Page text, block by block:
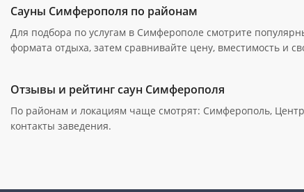
Сауны Симферополя по районам
Для подбора по услугам в Симферополе смотрите
формата отдыха, затем сравнивайте цену, вместимость и
Отзывы и рейтинг саун Симферополя
По районам и локациям чаще смотрят: Симферополь,
контакты заведения.